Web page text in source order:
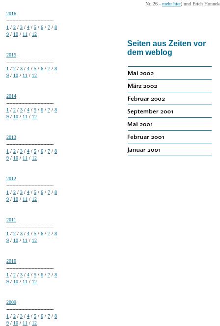
2016
--------------------------------
1 / 2 / 3 / 4 / 5 / 6 / 7 / 8
9 / 10 / 11 / 12
2015
--------------------------------
1 / 2 / 3 / 4 / 5 / 6 / 7 / 8
9 / 10 / 11 / 12
2014
--------------------------------
1 / 2 / 3 / 4 / 5 / 6 / 7 / 8
9 / 10 / 11 / 12
2013
--------------------------------
1 / 2 / 3 / 4 / 5 / 6 / 7 / 8
9 / 10 / 11 / 12
2012
--------------------------------
1 / 2 / 3 / 4 / 5 / 6 / 7 / 8
9 / 10 / 11 / 12
2011
--------------------------------
1 / 2 / 3 / 4 / 5 / 6 / 7 / 8
9 / 10 / 11 / 12
2010
--------------------------------
1 / 2 / 3 / 4 / 5 / 6 / 7 / 8
9 / 10 / 11 / 12
2009
--------------------------------
1 / 2 / 3 / 4 / 5 / 6 / 7 / 8
9 / 10 / 11 / 12
Nr. 26 - mehr hier) und Erich
Seiten aus Zeiten vor
dem weblog